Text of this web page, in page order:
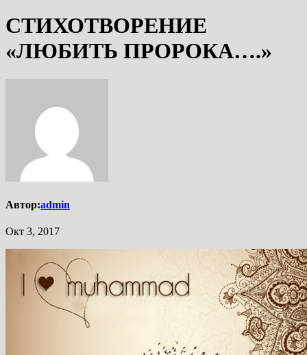
СТИХОТВОРЕНИЕ
«ЛЮБИТЬ ПРОРОКА….»
Автор:admin
Окт 3, 2017